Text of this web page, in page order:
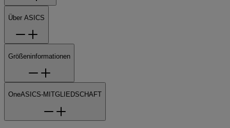
Über ASICS
Größeninformationen
OneASICS-MITGLIEDSCHAFT